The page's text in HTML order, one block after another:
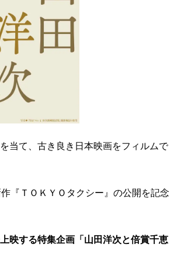
当て、古き良き日本映画をフィルムで
『ＴＯＫＹＯタクシー』の公開を記念
映する特集企画「山田洋次と倍賞千恵